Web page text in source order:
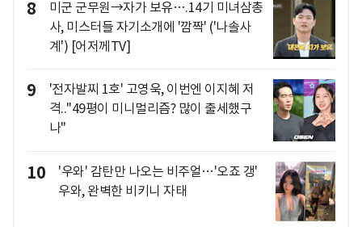
8
미군 군무원→자가 보유….14기 미녀삼총
사, 미스터들 자기소개에 '깜짝' ('나솔사
계') [어저께TV]
9
'전자발찌 1호' 고영욱, 이번엔 이지혜 저
격.."49평이 미니멀리즘? 많이 출세했구
나"
10
'우와' 감탄만 나오는 비주얼…'오죠 갱'
우와, 완벽한 비키니 자태